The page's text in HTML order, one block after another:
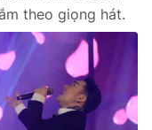
theo giọng hát.